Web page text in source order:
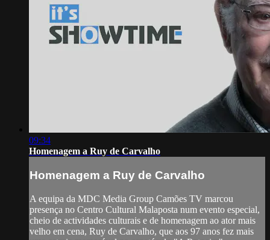
09:34
Homenagem a Ruy de Carvalho
Homenagem a Ruy de Carvalho
A equipa da MDC Media Group Camões TV marcou
presença no Centro Cultural Malaposta num evento especial,
cheio de actividades culturais e de homenagem ao ator mais
velho em cena, Ruy de Carvalho, que aos 97 anos fez mais